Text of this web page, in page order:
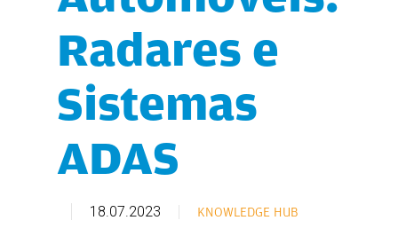
Radares e
Sistemas
ADAS
18.07.2023 KNOWLEDGE HUB